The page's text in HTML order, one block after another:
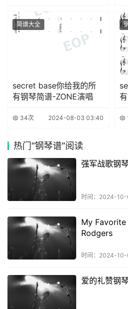
简谱大全
secret base你给我的所
有钢琴简谱-ZONE演唱
34次 2024-08-03 03:40
热门“钢琴谱”阅读
强军战歌钢
时间：2024-10-
My Favorite
Rodgers
时间：2024-
爱的礼赞钢